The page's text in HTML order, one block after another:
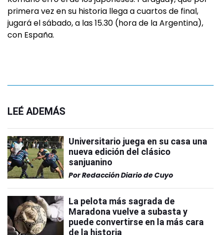
primera vez en su historia llega a cuartos de final,
jugará el sábado, a las 15.30 (hora de la Argentina),
con España.
LEÉ ADEMÁS
Universitario juega en su casa una
nueva edición del clásico
sanjuanino
PorRedacción Diario de Cuyo
La pelota más sagrada de
Maradona vuelve a subasta y
puede convertirse en la más cara
de la historia